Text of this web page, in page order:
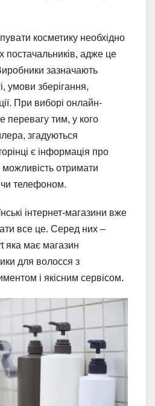
косметику необхідно
постачальників, адже це
зазначають
умови зберігання,
При виборі онлайн-
перевагу тим, у кого
згадуються
є інформація про
можливість отримати
чи телефоном.
інтернет-магазини вже
все це. Серед них –
яка має магазин
для волосся з
і якісним сервісом.